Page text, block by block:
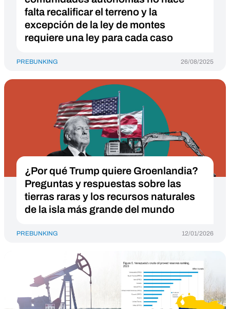
falta recalificar el terreno y la
excepción de la ley de montes
requiere una ley para cada caso
PREBUNKING 26/08/2025
¿Por qué Trump quiere Groenlandia?
Preguntas y respuestas sobre las
tierras raras y los recursos naturales
de la isla más grande del mundo
PREBUNKING 12/01/2026